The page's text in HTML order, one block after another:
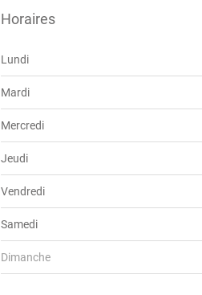
Horaires
Lundi
Mardi
Mercredi
Jeudi
Vendredi
Samedi
Dimanche